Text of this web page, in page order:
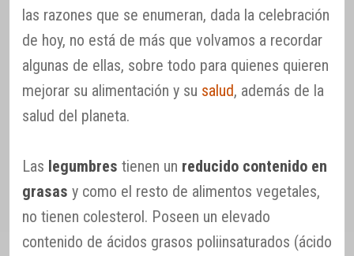
las razones que se enumeran, dada la celebración
de hoy, no está de más que volvamos a recordar
algunas de ellas, sobre todo para quienes quieren
mejorar su alimentación y su salud, además de la
salud del planeta.
Las legumbres tienen un reducido contenido en
grasas y como el resto de alimentos vegetales,
no tienen colesterol. Poseen un elevado
contenido de ácidos grasos poliinsaturados (ácido